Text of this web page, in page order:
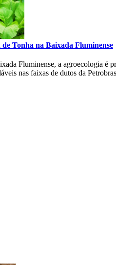
Tonha na Baixada Fluminense
Fluminense, a agroecologia é
nas faixas de dutos da